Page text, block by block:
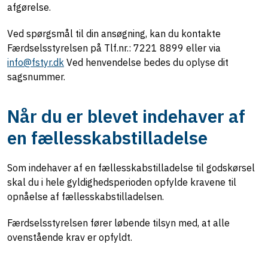
afgørelse.
Ved spørgsmål til din ansøgning, kan du kontakte
Færdselsstyrelsen på Tlf.nr.: 7221 8899 eller via
info@fstyr.dk Ved henvendelse bedes du oplyse dit
sagsnummer.
Når du er blevet indehaver af
en fællesskabstilladelse
Som indehaver af en fællesskabstilladelse til godskørsel
skal du i hele gyldighedsperioden opfylde kravene til
opnåelse af fællesskabstilladelsen.
Færdselsstyrelsen fører løbende tilsyn med, at alle
ovenstående krav er opfyldt.